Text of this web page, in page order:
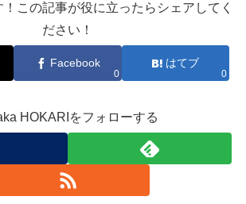
この記事が役に立ったらシェアしてく
ださい！
Facebook
0
はてブ
0
HOKARIをフォローする